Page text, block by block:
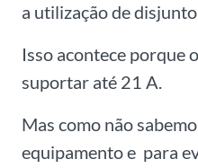
a utilização de
Isso acontece porque
suportar até 21 A.
Mas como não
equipamento e para